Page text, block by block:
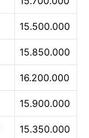
15.500.000
15.850.000
16.200.000
15.900.000
15.350.000